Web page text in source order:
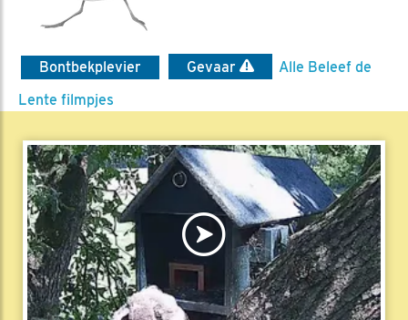
Bontbekplevier Gevaar
Alle Beleef de
Lente filmpjes